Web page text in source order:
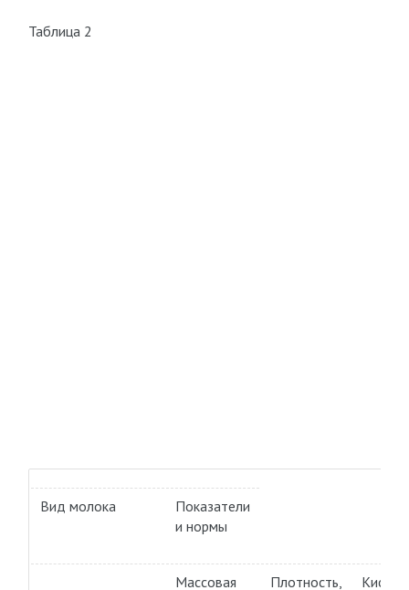
Таблица 2
Вид молока
Показатели
и нормы
Массовая Плотность,